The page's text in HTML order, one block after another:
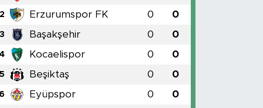
2 Erzurumspor FK 0 0
3 Başakşehir 0 0
Kocaelispor 0 0
5 Beşiktaş 0 0
6 Eyüpspor 0 0